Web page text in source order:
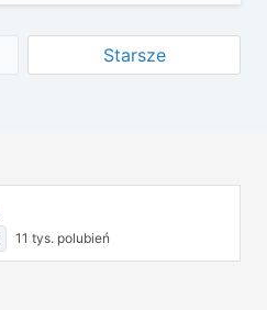
Starsze
11 tys. polubień